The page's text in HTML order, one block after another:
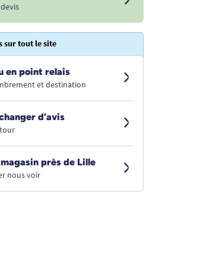
sur tout le site
en point relais
et destination
d’avis
près de Lille
nous voir